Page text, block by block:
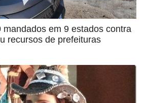
mandados em 9 estados contra
recursos de prefeituras